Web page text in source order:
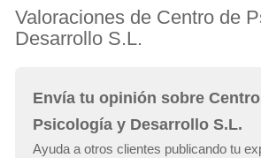
Valoraciones de Centro de
Desarrollo S.L.
Envía tu opinión sobre
Psicología y Desarrollo S.L.
Ayuda a otros clientes publicando tu